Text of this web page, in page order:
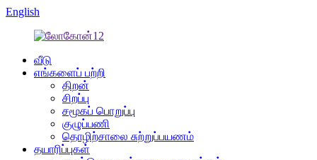
English
வீடு
எங்களைப் பற்றி
திறன்
சிறப்பு
சமூகப் பொறுப்பு
குழுப்பணி
தொழிற்சாலை சுற்றுப்பயணம்
தயாரிப்புகள்